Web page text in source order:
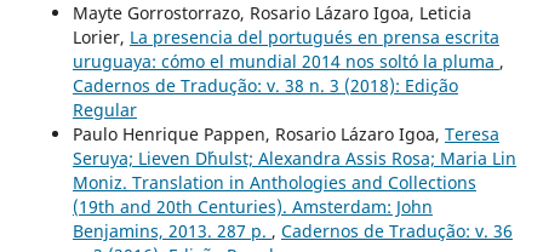
Mayte Gorrostorrazo, Rosario Lázaro Igoa, Leticia
Lorier, La presencia del portugués en prensa escrita
uruguaya: cómo el mundial 2014 nos soltó la pluma ,
Cadernos de Tradução: v. 38 n. 3 (2018): Edição
Regular
Paulo Henrique Pappen, Rosario Lázaro Igoa, Teresa
Seruya; Lieven D´hulst; Alexandra Assis Rosa; Maria Lin
Moniz. Translation in Anthologies and Collections
(19th and 20th Centuries). Amsterdam: John
Benjamins, 2013. 287 p. , Cadernos de Tradução: v. 36